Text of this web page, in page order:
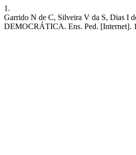
1.
Garrido N de C, Silveira V da S, Dias
DEMOCRÁTICA. Ens. Ped. [Internet].